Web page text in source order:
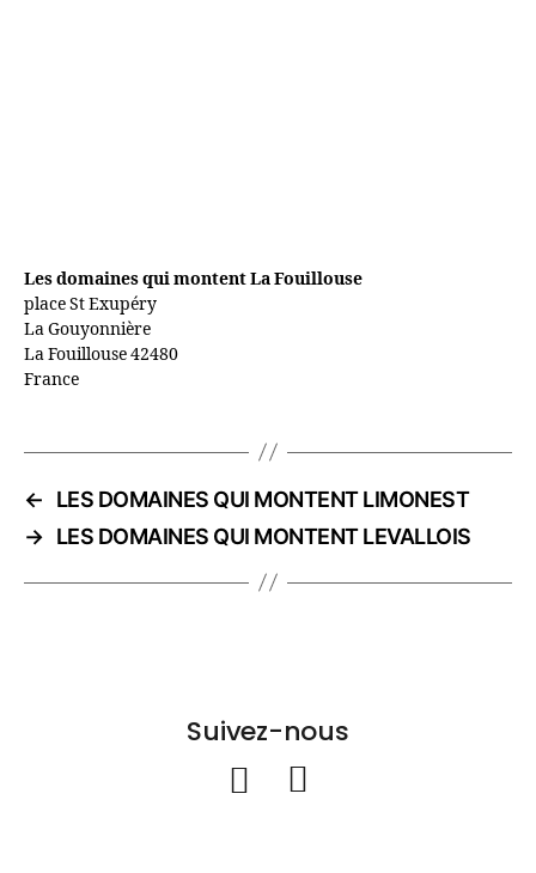
Les domaines qui montent La Fouillouse
place St Exupéry
La Gouyonnière
La Fouillouse42480
France
←
LES DOMAINES QUI MONTENT LIMONEST
→ LES DOMAINES QUI MONTENT LEVALLOIS
Suivez-nous